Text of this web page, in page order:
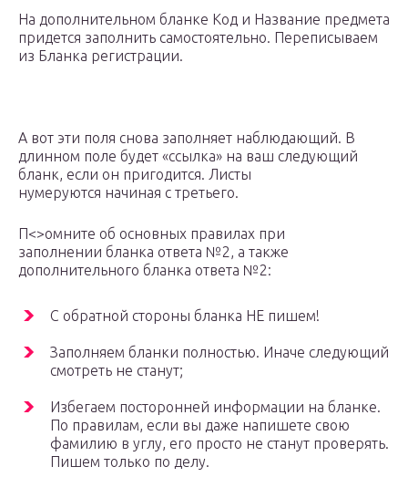
На дополнительном бланке Код и Название предмета
придется заполнить самостоятельно. Переписываем
из Бланка регистрации.
А вот эти поля снова заполняет наблюдающий. В
длинном поле будет «ссылка» на ваш следующий
бланк, если он пригодится. Листы
нумеруются начиная с третьего.
П<>омните об основных правилах при
заполнении бланка ответа №2, а также
дополнительного бланка ответа №2:
С обратной стороны бланка НЕ пишем!
Заполняем бланки полностью. Иначе следующий
смотреть не станут;
Избегаем посторонней информации на бланке.
По правилам, если вы даже напишете свою
фамилию в углу, его просто не станут проверять.
Пишем только по делу.